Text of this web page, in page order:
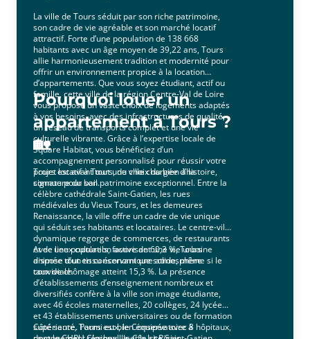
La ville de Tours séduit par son riche patrimoine,
son cadre de vie agréable et son marché locatif
attractif. Forte d’une population de 138 668
habitants avec un âge moyen de 39,22 ans, Tours
allie harmonieusement tradition et modernité pour
offrir un environnement propice à la location
d’appartements. Que vous soyez étudiant, actif ou
famille, cette ville de la région Centre-Val de Loire
vous propose un vaste choix de logements adaptés
à vos besoins, avec des infrastructures de qualité,
un réseau de transports complet et une vie
culturelle vibrante. Grâce à l’expertise locale de
Square Habitat, vous bénéficiez d’un
accompagnement personnalisé pour réussir votre
projet locatif à Tours, du choix du bien à la
signature du bail.
Pourquoi louer un
appartement à Tours ?
🏡
Tours est avant tout une ville chargée d’histoire,
connue pour son patrimoine exceptionnel. Entre la
célèbre cathédrale Saint-Gatien, les rues
médiévales du Vieux Tours, et les demeures
Renaissance, la ville offre un cadre de vie unique
qui séduit ses habitants et locataires. Le centre-ville
dynamique regorge de commerces, de restaurants
et de lieux culturels, favorisant une vie urbaine
animée tout en conservant une atmosphère
conviviale.
Avec une population active de 60,3 %, Tours
dispose d’un tissu économique solide, même si le
taux de chômage atteint 15,3 %. La présence
d’établissements d’enseignement nombreux et
diversifiés confère à la ville son image étudiante,
avec 46 écoles maternelles, 20 collèges, 24 lycées
et 43 établissements universitaires ou de formation
supérieure. Parmi eux, le Conservatoire à
Côté santé, Tours est bien équipée avec 8 hôpitaux,